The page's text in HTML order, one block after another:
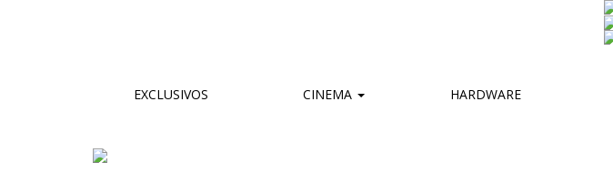
EXCLUSIVOS CINEMA HARDWARE